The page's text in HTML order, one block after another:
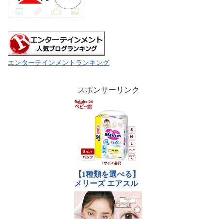
エンターテインメントランキング
スポンサーリンク